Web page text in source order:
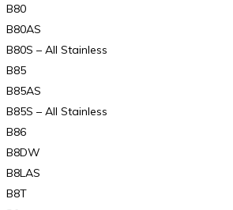
B80
B80AS
B80S – All Stainless
B85
B85AS
B85S – All Stainless
B86
B8DW
B8LAS
B8T